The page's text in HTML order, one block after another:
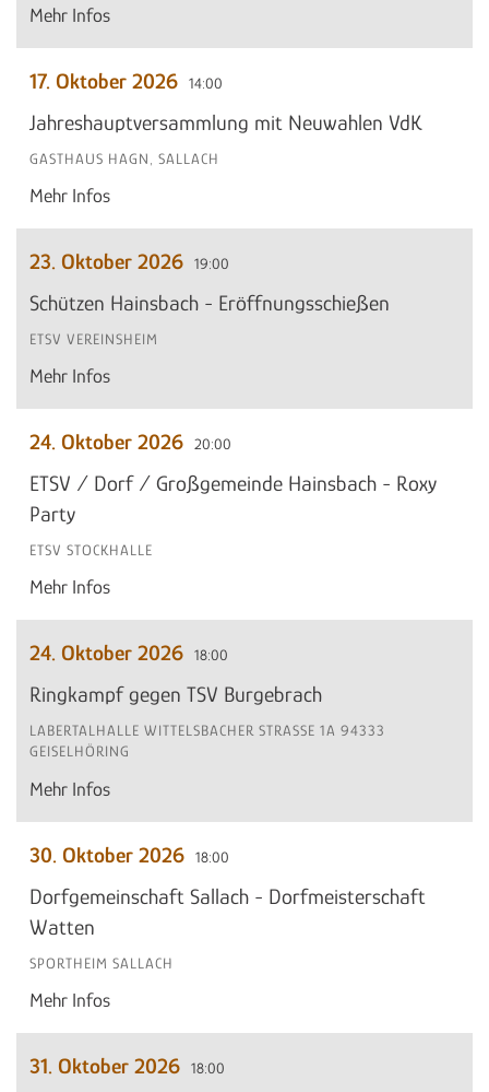
Mehr Infos
17. Oktober 2026 14:00
Jahreshauptversammlung mit Neuwahlen VdK
GASTHAUS HAGN, SALLACH
Mehr Infos
23. Oktober 2026 19:00
Schützen Hainsbach - Eröffnungsschießen
ETSV VEREINSHEIM
Mehr Infos
24. Oktober 2026 20:00
ETSV / Dorf / Großgemeinde Hainsbach - Roxy
Party
ETSV STOCKHALLE
Mehr Infos
24. Oktober 2026 18:00
Ringkampf gegen TSV Burgebrach
LABERTALHALLE WITTELSBACHER STRASSE 1A 94333 G
EISELHÖRING
Mehr Infos
30. Oktober 2026 18:00
Dorfgemeinschaft Sallach - Dorfmeisterschaft
Watten
SPORTHEIM SALLACH
Mehr Infos
31. Oktober 2026 18:00